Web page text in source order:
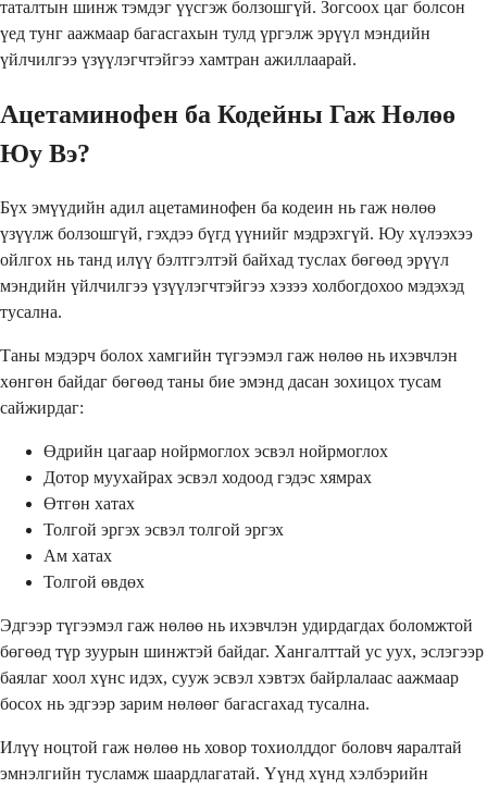
таталтын шинж тэмдэг үүсгэж болзошгүй. Зогсоох цаг болсон
үед тунг аажмаар багасгахын тулд үргэлж эрүүл мэндийн
үйлчилгээ үзүүлэгчтэйгээ хамтран ажиллаарай.
Ацетаминофен ба Кодейны Гаж Нөлөө
Юу Вэ?
Бүх эмүүдийн адил ацетаминофен ба кодеин нь гаж нөлөө
үзүүлж болзошгүй, гэхдээ бүгд үүнийг мэдрэхгүй. Юу хүлээхээ
ойлгох нь танд илүү бэлтгэлтэй байхад туслах бөгөөд эрүүл
мэндийн үйлчилгээ үзүүлэгчтэйгээ хэзээ холбогдохоо мэдэхэд
тусална.
Таны мэдэрч болох хамгийн түгээмэл гаж нөлөө нь ихэвчлэн
хөнгөн байдаг бөгөөд таны бие эмэнд дасан зохицох тусам
сайжирдаг:
Өдрийн цагаар нойрмоглох эсвэл нойрмоглох
Дотор муухайрах эсвэл ходоод гэдэс хямрах
Өтгөн хатах
Толгой эргэх эсвэл толгой эргэх
Ам хатах
Толгой өвдөх
Эдгээр түгээмэл гаж нөлөө нь ихэвчлэн удирдагдах боломжтой
бөгөөд түр зуурын шинжтэй байдаг. Хангалттай ус уух, эслэгээр
баялаг хоол хүнс идэх, сууж эсвэл хэвтэх байрлалаас аажмаар
босох нь эдгээр зарим нөлөөг багасгахад тусална.
Илүү ноцтой гаж нөлөө нь ховор тохиолддог боловч яаралтай
эмнэлгийн тусламж шаардлагатай. Үүнд хүнд хэлбэрийн